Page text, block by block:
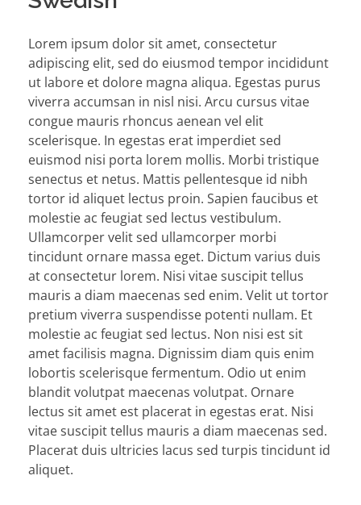
Lorem ipsum dolor sit amet, consectetur
adipiscing elit, sed do eiusmod tempor incididunt
ut labore et dolore magna aliqua. Egestas purus
viverra accumsan in nisl nisi. Arcu cursus vitae
congue mauris rhoncus aenean vel elit
scelerisque. In egestas erat imperdiet sed
euismod nisi porta lorem mollis. Morbi tristique
senectus et netus. Mattis pellentesque id nibh
tortor id aliquet lectus proin. Sapien faucibus et
molestie ac feugiat sed lectus vestibulum.
Ullamcorper velit sed ullamcorper morbi
tincidunt ornare massa eget. Dictum varius duis
at consectetur lorem. Nisi vitae suscipit tellus
mauris a diam maecenas sed enim. Velit ut tortor
pretium viverra suspendisse potenti nullam. Et
molestie ac feugiat sed lectus. Non nisi est sit
amet facilisis magna. Dignissim diam quis enim
lobortis scelerisque fermentum. Odio ut enim
blandit volutpat maecenas volutpat. Ornare
lectus sit amet est placerat in egestas erat. Nisi
vitae suscipit tellus mauris a diam maecenas sed.
Placerat duis ultricies lacus sed turpis tincidunt id
aliquet.